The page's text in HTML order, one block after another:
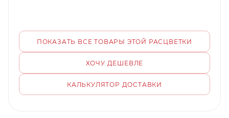
ПОКАЗАТЬ ВСЕ ТОВАРЫ ЭТОЙ РАСЦВЕТКИ
ХОЧУ ДЕШЕВЛЕ
КАЛЬКУЛЯТОР ДОСТАВКИ